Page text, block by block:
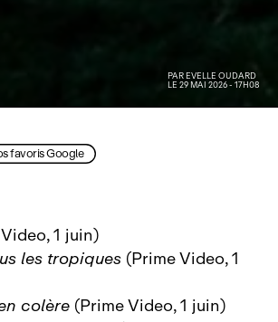
PAR EVELLE OUDARD
LE 29 MAI 2026 - 17H08
favoris Google
1 juin)
les tropiques(Prime Video, 1
colère (Prime Video, 1 juin)